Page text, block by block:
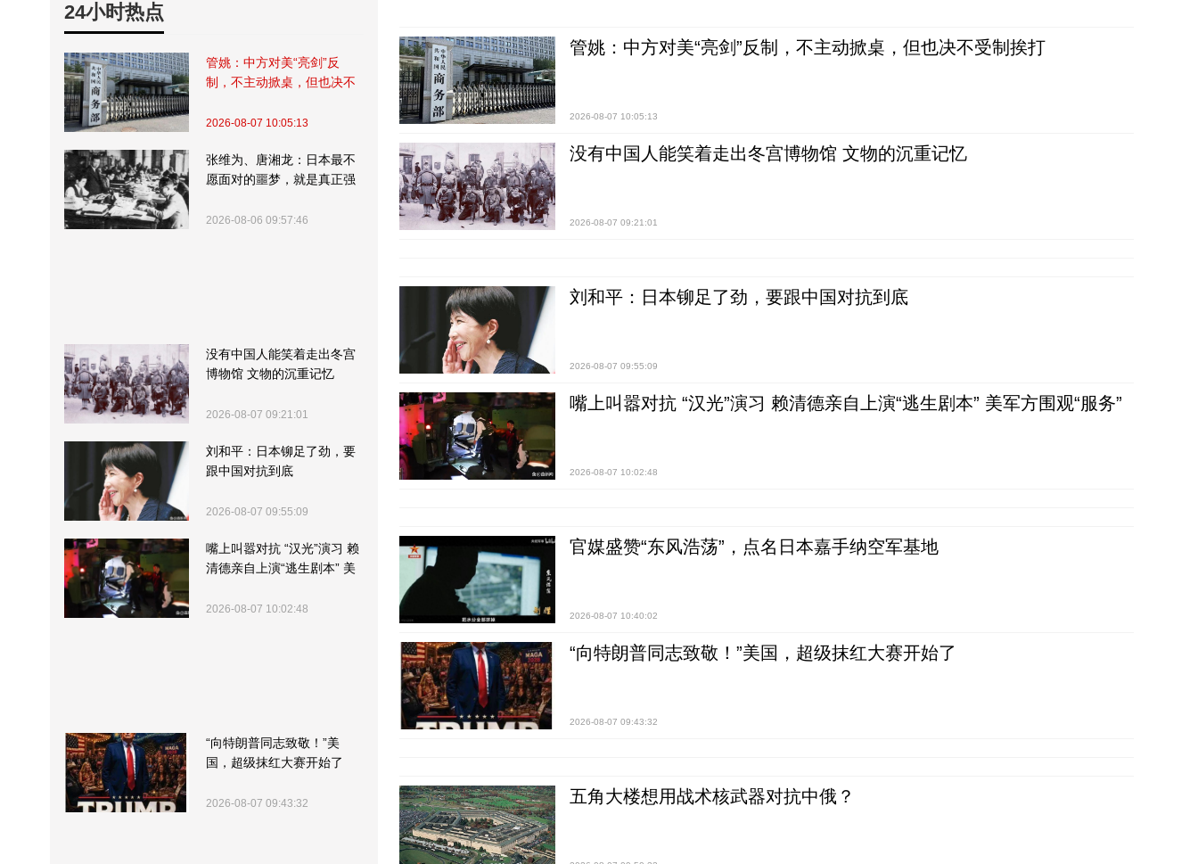
24小时热点
管姚：中方对美“亮剑”反
制，不主动掀桌，但也决不
2026-08-07 10:05:13
张维为、唐湘龙：日本最不
愿面对的噩梦，就是真正强
2026-08-06 09:57:46
没有中国人能笑着走出冬宫
博物馆 文物的沉重记忆
2026-08-07 09:21:01
刘和平：日本铆足了劲，要
跟中国对抗到底
2026-08-07 09:55:09
嘴上叫嚣对抗 “汉光”演习 赖
清德亲自上演“逃生剧本” 美
2026-08-07 10:02:48
“向特朗普同志致敬！”美
国，超级抹红大赛开始了
2026-08-07 09:43:32
管姚：中方对美“亮剑”反制，不主动掀桌，但也决不受制挨打
2026-08-07 10:05:13
没有中国人能笑着走出冬宫博物馆 文物的沉重记忆
2026-08-07 09:21:01
刘和平：日本铆足了劲，要跟中国对抗到底
2026-08-07 09:55:09
嘴上叫嚣对抗 “汉光”演习 赖清德亲自上演“逃生剧本” 美军方围观“服务”
2026-08-07 10:02:48
官媒盛赞“东风浩荡”，点名日本嘉手纳空军基地
2026-08-07 10:40:02
“向特朗普同志致敬！”美国，超级抹红大赛开始了
2026-08-07 09:43:32
五角大楼想用战术核武器对抗中俄？